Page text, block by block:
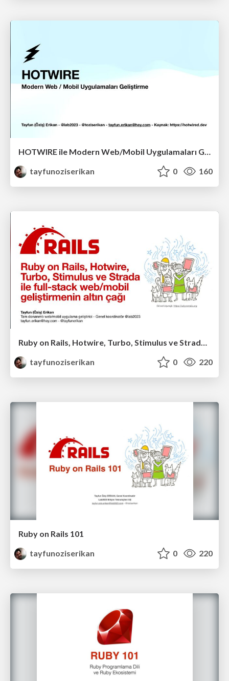
HOTWIRE ile Modern Web/Mobil Uygulamaları Geliştirme
tayfunoziserikan
0 160
Ruby on Rails, Hotwire, Turbo, Stimulus ve Strada ile full-stack web/mobil geliştirmenin altın çağı
tayfunoziserikan
0 220
Ruby on Rails 101
tayfunoziserikan
0 220